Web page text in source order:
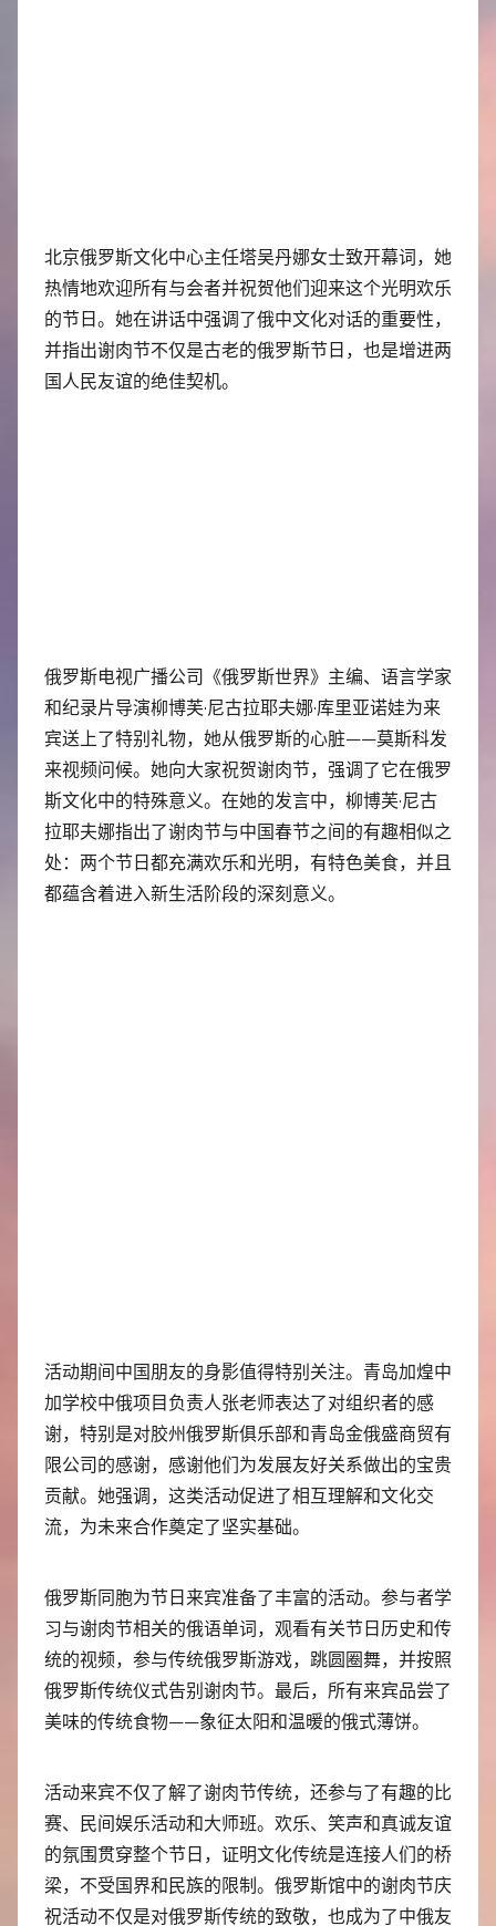
北京俄罗斯文化中心主任塔吴丹娜女士致开幕词，她
热情地欢迎所有与会者并祝贺他们迎来这个光明欢乐
的节日。她在讲话中强调了俄中文化对话的重要性，
并指出谢肉节不仅是古老的俄罗斯节日，也是增进两
国人民友谊的绝佳契机。
俄罗斯电视广播公司《俄罗斯世界》主编、语言学家
和纪录片导演柳博芙·尼古拉耶夫娜·库里亚诺娃为来
宾送上了特别礼物，她从俄罗斯的心脏——莫斯科发
来视频问候。她向大家祝贺谢肉节，强调了它在俄罗
斯文化中的特殊意义。在她的发言中，柳博芙·尼古
拉耶夫娜指出了谢肉节与中国春节之间的有趣相似之
处：两个节日都充满欢乐和光明，有特色美食，并且
都蕴含着进入新生活阶段的深刻意义。
活动期间中国朋友的身影值得特别关注。青岛加煌中
加学校中俄项目负责人张老师表达了对组织者的感
谢，特别是对胶州俄罗斯俱乐部和青岛金俄盛商贸有
限公司的感谢，感谢他们为发展友好关系做出的宝贵
贡献。她强调，这类活动促进了相互理解和文化交
流，为未来合作奠定了坚实基础。
俄罗斯同胞为节日来宾准备了丰富的活动。参与者学
习与谢肉节相关的俄语单词，观看有关节日历史和传
统的视频，参与传统俄罗斯游戏，跳圆圈舞，并按照
俄罗斯传统仪式告别谢肉节。最后，所有来宾品尝了
美味的传统食物——象征太阳和温暖的俄式薄饼。
活动来宾不仅了解了谢肉节传统，还参与了有趣的比
赛、民间娱乐活动和大师班。欢乐、笑声和真诚友谊
的氛围贯穿整个节日，证明文化传统是连接人们的桥
梁，不受国界和民族的限制。俄罗斯馆中的谢肉节庆
祝活动不仅是对俄罗斯传统的致敬，也成为了中俄友